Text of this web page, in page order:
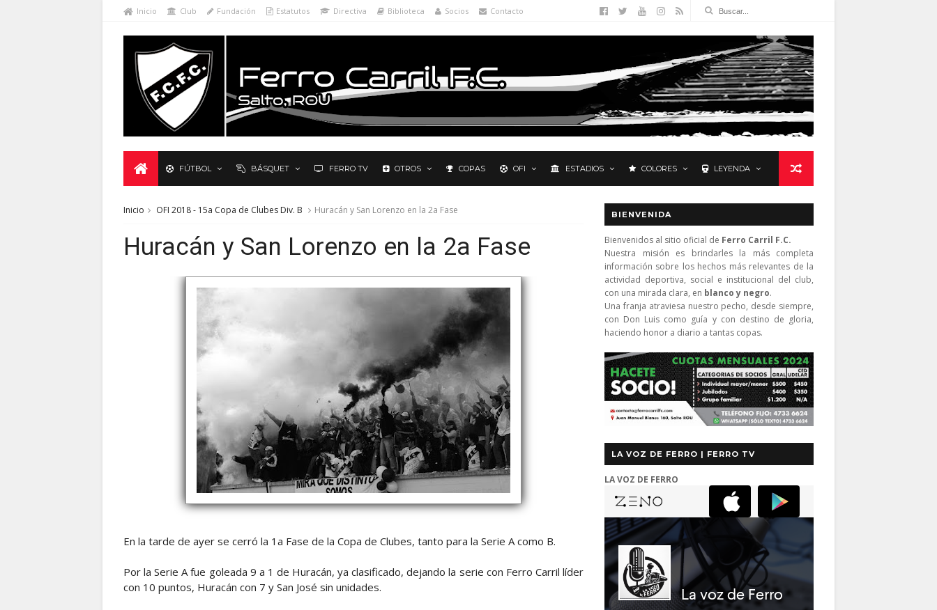
Inicio Club Fundación Estatutos Directiva Biblioteca Socios Contacto
FÚTBOL BÁSQUET FERRO TV OTROS COPAS OFI ESTADIOS COLORES LEYENDA
Inicio OFI 2018 - 15a Copa de Clubes Div. B Huracán y San Lorenzo en la 2a Fase
Huracán y San Lorenzo en la 2a Fase
En la tarde de ayer se cerró la 1a Fase de la Copa de Clubes, tanto para la Serie A como B.
Por la Serie A fue goleada 9 a 1 de Huracán, ya clasificado, dejando la serie con Ferro Carril líder
con 10 puntos, Huracán con 7 y San José sin unidades.
BIENVENIDA
Bienvenidos al sitio oficial de Ferro Carril F.C.
Nuestra misión es brindarles la más completa
información sobre los hechos más relevantes de la
actividad deportiva, social e institucional del club,
con una mirada clara, en blanco y negro.
Una franja atraviesa nuestro pecho, desde siempre,
con Don Luis como guía y con destino de gloria,
haciendo honor a diario a tantas copas.
LA VOZ DE FERRO | FERRO TV
LA VOZ DE FERRO